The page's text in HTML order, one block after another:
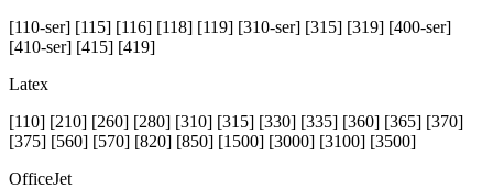
[110-ser] [115] [116] [118] [119] [310-ser] [315] [319] [400-ser]
[410-ser] [415] [419]
Latex
[110] [210] [260] [280] [310] [315] [330] [335] [360] [365] [370]
[375] [560] [570] [820] [850] [1500] [3000] [3100] [3500]
OfficeJet